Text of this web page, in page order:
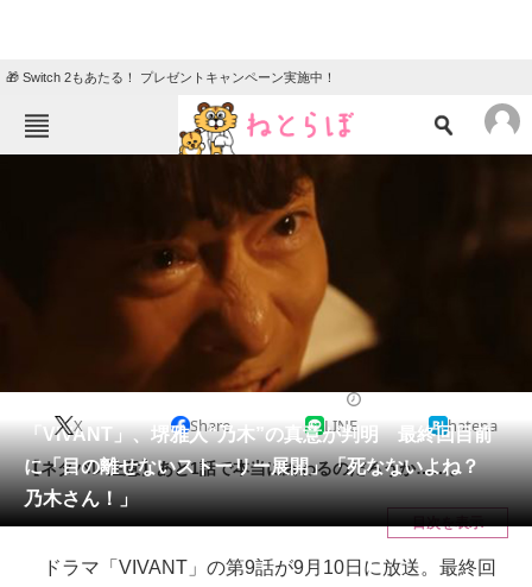
🎁 Switch 2もあたる！ プレゼントキャンペーン実施中！
ニュース
クイズ
教育・育児
リサーチ
会員記事
メディア
注目記事を集めた総合ページ
「VIVANT」、堺雅人“乃木”の真意が判明 最終回目前
に「目の離せないストーリー展開」「死なないよね？
乃木さん！」
X Share LINE hatena
【ネタバレ注意】あと1話で本当に終わるのだろうか……。
目次を表示
ドラマ「VIVANT」の第9話が9月10日に放送。最終回